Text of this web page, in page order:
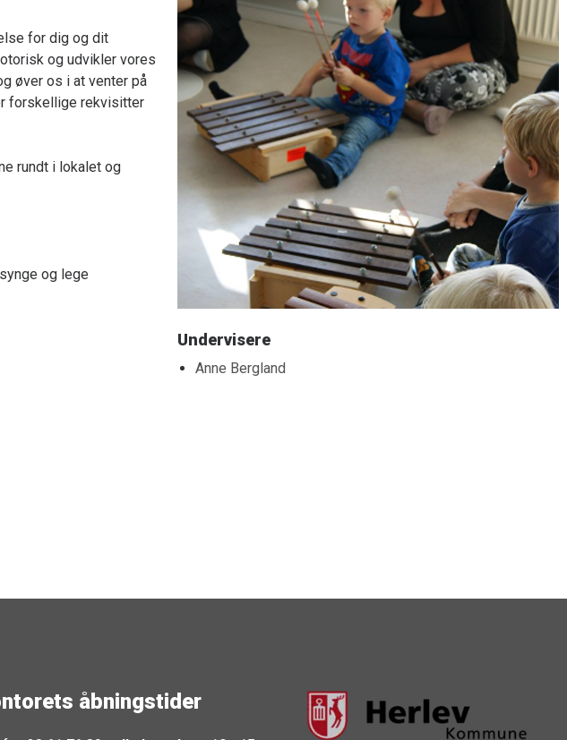
for dig og dit
og udvikler vores
øver os i at venter på
forskellige rekvisitter
rundt i lokalet og
og lege
Undervisere
Anne Bergland
åbningstider